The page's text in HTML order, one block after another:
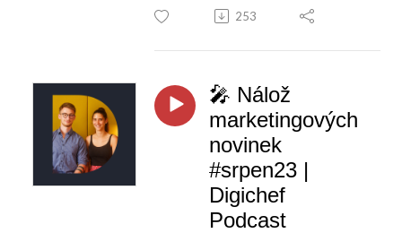
253
🎤 Nálož
marketingových
novinek
#srpen23 |
Digichef
Podcast